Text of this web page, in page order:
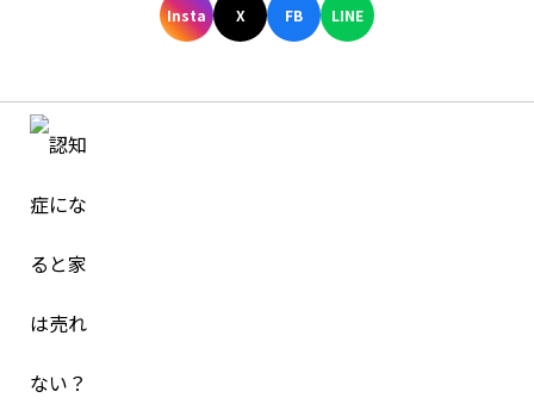
Insta X FB LINE